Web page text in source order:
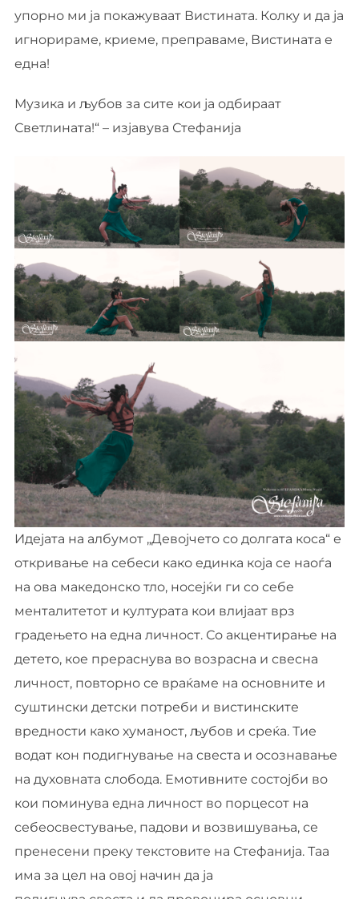
упорно ми ја покажуваат Вистината. Колку и да ја
игнорираме, криеме, преправаме, Вистината е
една!
Музика и љубов за сите кои ја одбираат
Светлината!“ – изјавува Стефанија
Идејата на албумот „Девојчето со долгата коса“ е
откривање на себеси како единка која се наоѓа
на ова македонско тло, носејќи ги со себе
менталитетот и културата кои влијаат врз
градењето на една личност. Со акцентирање на
детето, кое прераснува во возрасна и свесна
личност, повторно се враќаме на основните и
суштински детски потреби и вистинските
вредности како хуманост, љубов и среќа. Тие
водат кон подигнување на свеста и осознавање
на духовната слобода. Емотивните состојби во
кои поминува една личност во порцесот на
себеосвестување, падови и возвишувања, се
пренесени преку текстовите на Стефанија. Таа
има за цел на овој начин да ја